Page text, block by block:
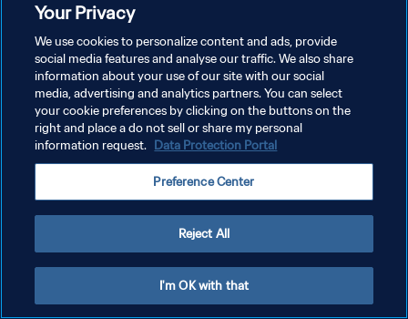
개인정보 보호정책
서비스 약관
Copyright © 1994 - 2026 FIFA. All rights reserved.
Your Privacy
We use cookies to personalize content and ads, provide
social media features and analyse our traffic. We also share
information about your use of our site with our social
media, advertising and analytics partners. You can select
your cookie preferences by clicking on the buttons on the
right and place a do not sell or share my personal
information request. Data Protection Portal
Preference Center
Reject All
I'm OK with that